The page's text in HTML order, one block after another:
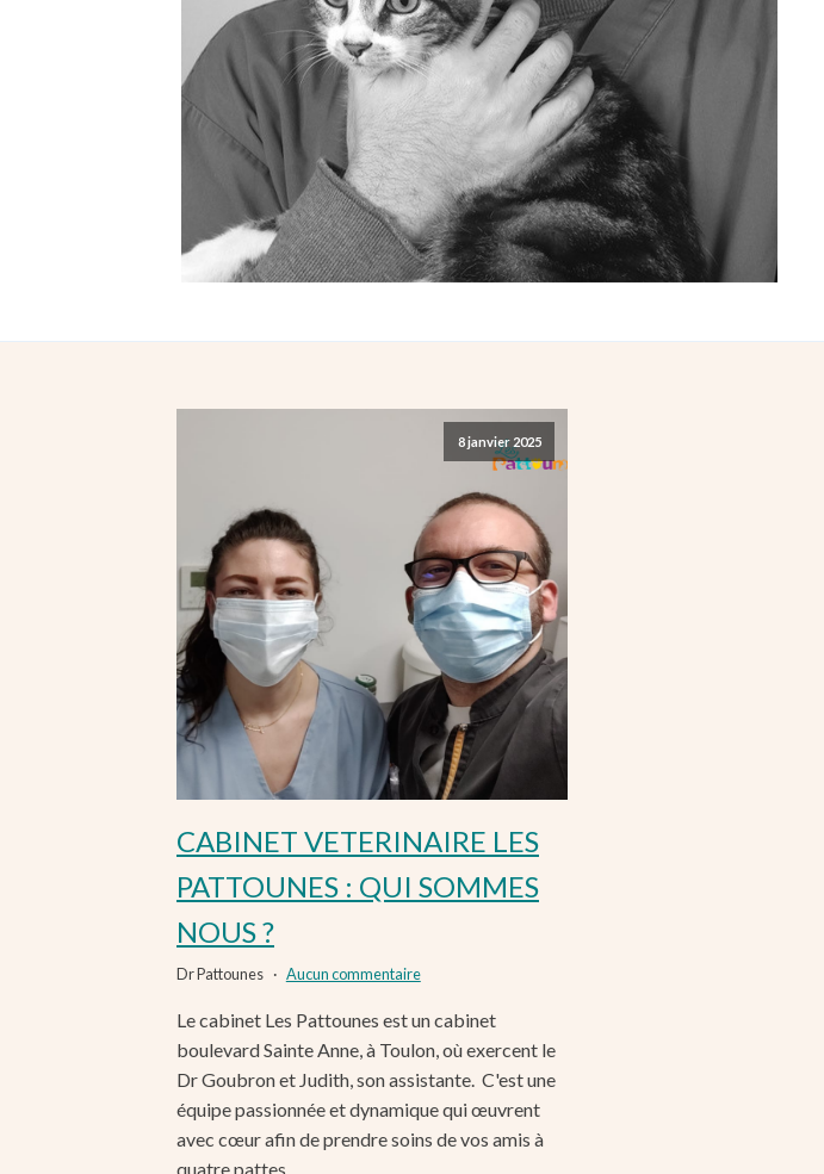
8 janvier 2025
CABINET VETERINAIRE LES
PATTOUNES : QUI SOMMES
NOUS ?
Dr Pattounes Aucun commentaire
Le cabinet Les Pattounes est un cabinet
boulevard Sainte Anne, à Toulon, où exercent le
Dr Goubron et Judith, son assistante. C'est une
équipe passionnée et dynamique qui œuvrent
avec cœur afin de prendre soins de vos amis à
quatre pattes.